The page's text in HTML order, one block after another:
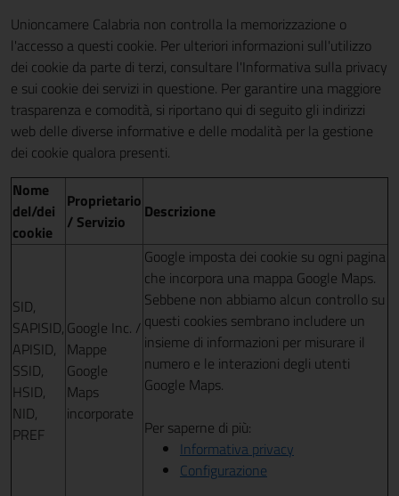
Unioncamere Calabria non controlla la memorizzazione o
l'accesso a questi cookie. Per ulteriori informazioni sull'utilizzo
dei cookie da parte di terzi, consultare l'Informativa sulla privacy
e sui cookie dei servizi in questione. Per garantire una maggiore
trasparenza e comodità, si riportano qui di seguito gli indirizzi
web delle diverse informative e delle modalità per la gestione
dei cookie qualora presenti.
Nome
del/dei
cookie
Proprietario
/ Servizio
Descrizione
SID,
SAPISID,
APISID,
SSID,
HSID,
NID,
PREF
Google Inc. /
Mappe
Google
Maps
incorporate
Google imposta dei cookie su ogni pagina
che incorpora una mappa Google Maps.
Sebbene non abbiamo alcun controllo su
questi cookies sembrano includere un
insieme di informazioni per misurare il
numero e le interazioni degli utenti
Google Maps.
Per saperne di più:
Informativa privacy
Configurazione